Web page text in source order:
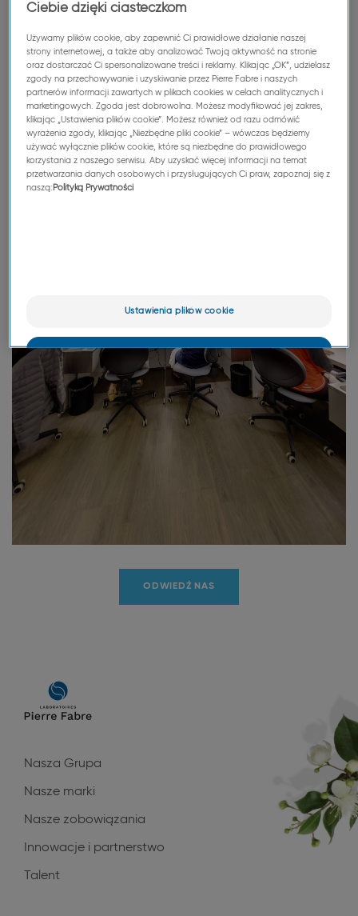
ODWIEDŹ NAS
Main
navigation
Nasza Grupa
Nasze marki
Nasze zobowiązania
Innowacje i partnerstwo
Talent
Ciebie dzięki ciasteczkom
Używamy plików cookie, aby zapewnić Ci prawidłowe działanie naszej
strony internetowej, a także aby analizować Twoją aktywność na stronie
oraz dostarczać Ci spersonalizowane treści i reklamy. Klikając „OK”, udzielasz
zgody na przechowywanie i uzyskiwanie przez Pierre Fabre i naszych
partnerów informacji zawartych w plikach cookies w celach analitycznych i
marketingowych. Zgoda jest dobrowolna. Możesz modyfikować jej zakres,
klikając „Ustawienia plików cookie”. Możesz również od razu odmówić
wyrażenia zgody, klikając „Niezbędne pliki cookie” – wówczas będziemy
używać wyłącznie plików cookie, które są niezbędne do prawidłowego
korzystania z naszego serwisu. Aby uzyskać więcej informacji na temat
przetwarzania danych osobowych i przysługujących Ci praw, zapoznaj się z
naszą: Polityką Prywatności
Ustawienia plików cookie
Niezbędne pliki cookie
OK